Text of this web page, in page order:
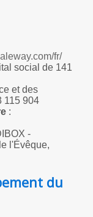
fr/
social de 141
et des
115 904
:
-
l'Évêque,
du